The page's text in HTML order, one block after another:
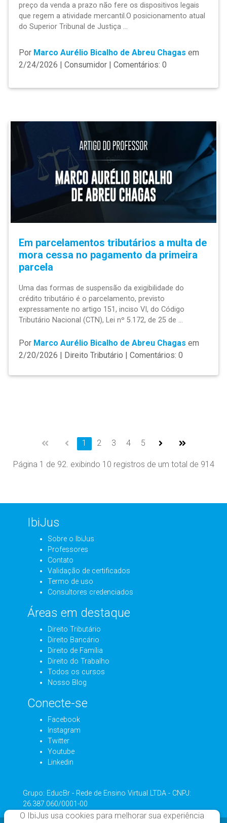
preço da venda a prazo não fere os dispositivos legais
que regem a atividade mercantil.O posicionamento atual
do Superior Tribunal de Justiça ...
Por Marco Aurélio Bicalho de Abreu Chagas em
2/24/2026 | Consumidor | Comentários: 0
Em parcelamentos tributários a multa de
mora cessa no pagamento da primeira
parcela
Uma das formas de suspensão da exigibilidade do
crédito tributário é o parcelamento, previsto
expressamente no artigo 151, inciso VI, do Código
Tributário Nacional (CTN), Lei nº 5.172, de 25 de ...
Por Marco Aurélio Bicalho de Abreu Chagas em
2/20/2026 | Direito Tributário | Comentários: 0
1 2 3 4 5
Página 1 de 92. exibindo 10 registros de um total de 914
IbiJus
Sobre o IbiJus
Professores
Contato
Validação de certificados
Termo de uso
Consultores credenciados
Áreas em destaque
Direito Tributário
Direito Bancário
Direito de Família
Direito do Trabalho
Todos os cursos
Nosso Blog
Conecte-se
Facebook
Instagram
Twitter
Youtube
Linkedin
Grupo: EducBr - Rede de Ensino Virtual LTDA - CNPJ:
26.387.060/0001-00
O IbiJus usa cookies para melhorar sua experiência